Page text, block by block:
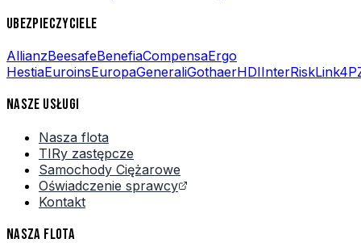
UBEZPIECZYCIELE
AllianzBeesafeBenefiaCompensaErgo
HestiaEuroinsEuropaGeneraliGothaerHDIInterRiskLink4
NASZE USŁUGI
Nasza flota
TIRy zastępcze
Samochody Ciężarowe
Oświadczenie sprawcy
Kontakt
NASZA FLOTA